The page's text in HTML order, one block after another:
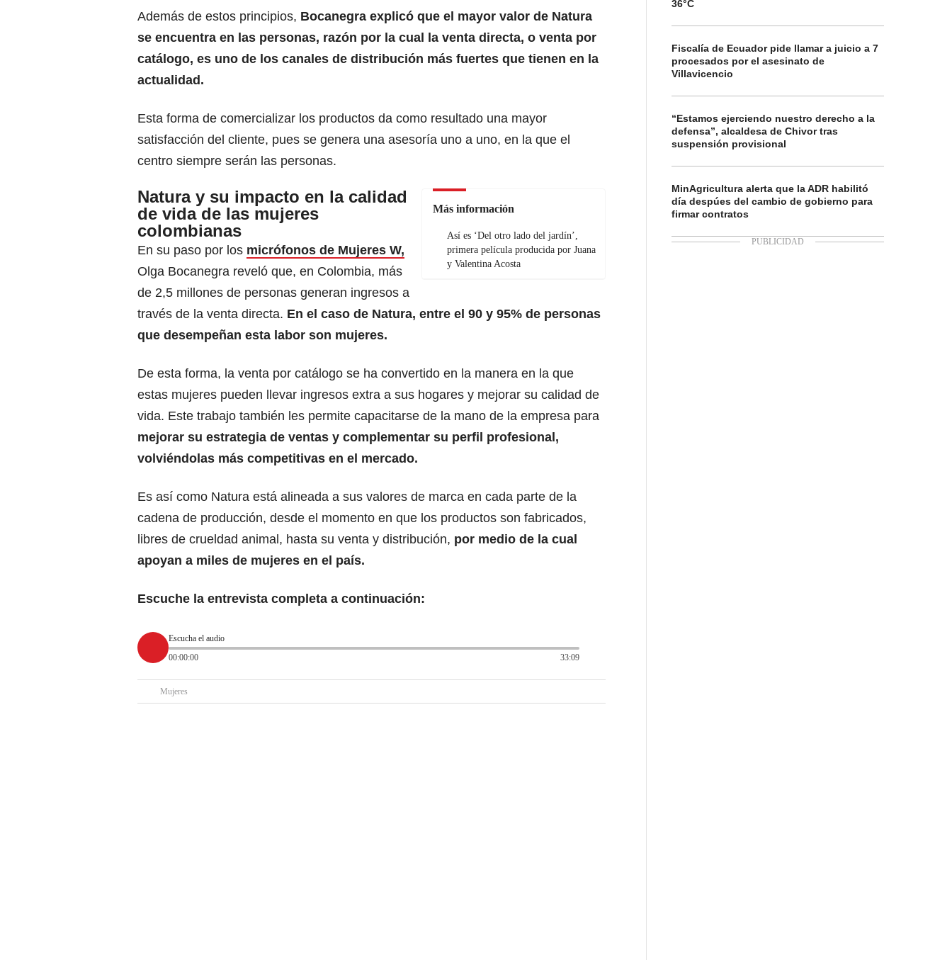
Además de estos principios, Bocanegra explicó que el mayor valor de Natura
se encuentra en las personas, razón por la cual la venta directa, o venta por
catálogo, es uno de los canales de distribución más fuertes que tienen en la
actualidad.
Esta forma de comercializar los productos da como resultado una mayor
satisfacción del cliente, pues se genera una asesoría uno a uno, en la que el
centro siempre serán las personas.
Más información
Así es ‘Del otro lado del jardín’,
primera película producida por Juana
y Valentina Acosta
Natura y su impacto en la calidad
de vida de las mujeres
colombianas
En su paso por los micrófonos de Mujeres W,
Olga Bocanegra reveló que, en Colombia, más
de 2,5 millones de personas generan ingresos a
través de la venta directa. En el caso de Natura, entre el 90 y 95% de personas
que desempeñan esta labor son mujeres.
De esta forma, la venta por catálogo se ha convertido en la manera en la que
estas mujeres pueden llevar ingresos extra a sus hogares y mejorar su calidad de
vida. Este trabajo también les permite capacitarse de la mano de la empresa para
mejorar su estrategia de ventas y complementar su perfil profesional,
volviéndolas más competitivas en el mercado.
Es así como Natura está alineada a sus valores de marca en cada parte de la
cadena de producción, desde el momento en que los productos son fabricados,
libres de crueldad animal, hasta su venta y distribución, por medio de la cual
apoyan a miles de mujeres en el país.
Escuche la entrevista completa a continuación:
Escucha el audio
00:00:00
33:09
Mujeres
36°C
Fiscalía de Ecuador pide llamar a juicio a 7
procesados por el asesinato de
Villavicencio
“Estamos ejerciendo nuestro derecho a la
defensa”, alcaldesa de Chivor tras
suspensión provisional
MinAgricultura alerta que la ADR habilitó
día despúes del cambio de gobierno para
firmar contratos